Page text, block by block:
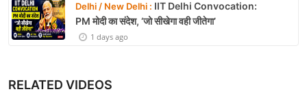
Delhi / New Delhi : IIT Delhi Convocation:
PM मोदी का संदेश, ‘जो सीखेगा वही जीतेगा’
1 days ago
RELATED VIDEOS